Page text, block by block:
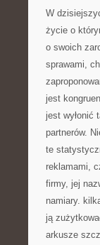
W
życie o
o swoich
sprawami,
jest
jest wyłonić
partnerów.
te
reklamami,
firmy, jej
namiary.
ją
arkusze